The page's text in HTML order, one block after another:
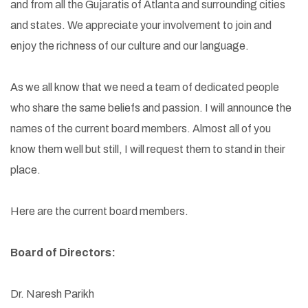
and from all the Gujaratis of Atlanta and surrounding cities
and states. We appreciate your involvement to join and
enjoy the richness of our culture and our language.
As we all know that we need a team of dedicated people
who share the same beliefs and passion. I will announce the
names of the current board members. Almost all of you
know them well but still, I will request them to stand in their
place.
Here are the current board members.
Board of Directors:
Dr. Naresh Parikh